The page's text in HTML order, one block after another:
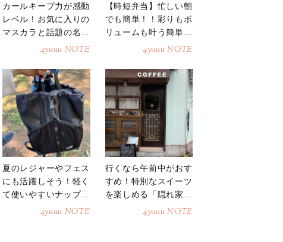
カールキープ力が感動
レベル！お気に入りの
マスカラと話題の名品
4yuuu NOTE
【時短弁当】忙しい朝
でも簡単！！彩りもボ
リュームも叶う簡単そ
4yuuu NOTE
夏のレジャーやフェス
にも活躍しそう！軽く
て使いやすいナップサ
4yuuu NOTE
行くなら午前中がおす
すめ！特別なスイーツ
を楽しめる「隠れ家カ
4yuuu NOTE